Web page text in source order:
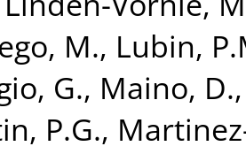
M., Lubin,
G., Maino, D.
P.G.,